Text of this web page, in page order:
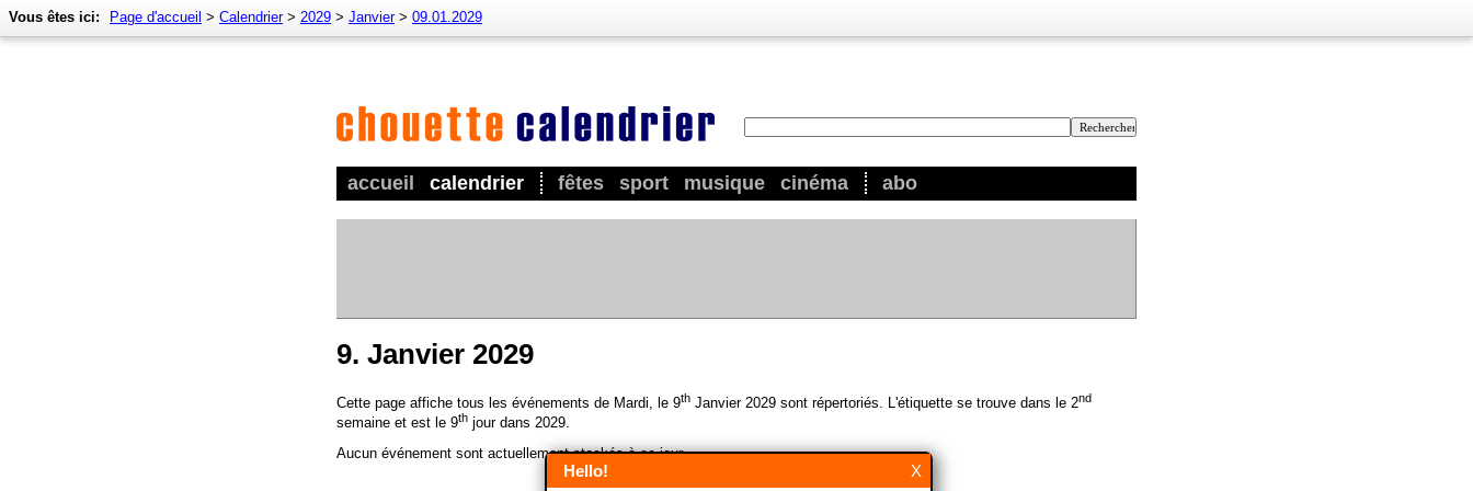
accueil calendrier fêtes sport musique cinéma abo
Vous êtes ici: Page d'accueil > Calendrier> 2029 > Janvier> 09.01.2029
9. Janvier 2029
Cette page affiche tous les événements de Mardi, le 9th Janvier 2029 sont répertoriés. L'étiquette se trouve dans le 2nd
semaine et est le 9th jour dans 2029.
Aucun événement sont actuellement stockés à ce jour.
X
Hello!